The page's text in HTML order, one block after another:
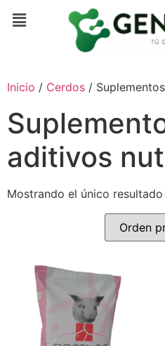
Inicio / Cerdos /
aditivos
Mostrando el único resultado